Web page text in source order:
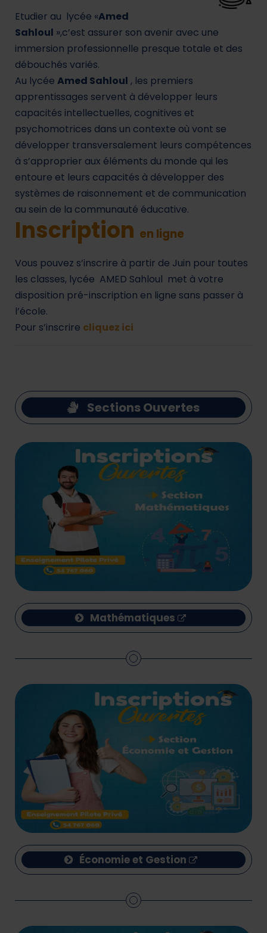
Etudier au lycée «Amed
Sahloul »,c’est assurer son avenir avec une
immersion professionnelle presque totale et des
débouchés variés.
Au lycée Amed Sahloul , les premiers
apprentissages servent à développer leurs
capacités intellectuelles, cognitives et
psychomotrices dans un contexte où vont se
développer transversalement leurs compétences
à s’approprier aux éléments du monde qui les
entoure et leurs capacités à développer des
systèmes de raisonnement et de communication
au sein de la communauté éducative.
Inscription en ligne
Vous pouvez s’inscrire à partir de Juin pour toutes
les classes, lycée AMED Sahloul met à votre
disposition pré-inscription en ligne sans passer à
l’école.
Pour s’inscrire cliquez ici
Sections Ouvertes
Mathématiques
Économie et Gestion